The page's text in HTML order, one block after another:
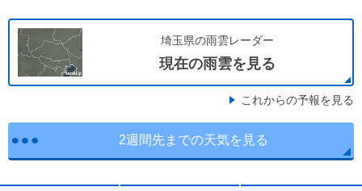
埼玉県の雨雲レーダー
現在の雨雲を見る
これからの予報を見る
2週間先までの天気を見る